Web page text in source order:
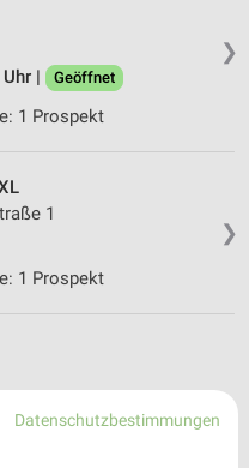
❯
|
Geöffnet
1 Prospekt
❯
1
1 Prospekt
❯
|
Datenschutzbestimmungen